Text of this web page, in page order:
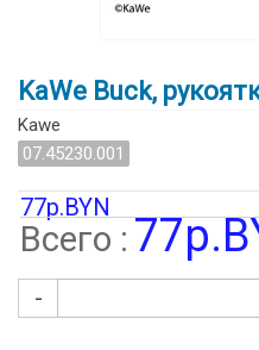
KaWe Buck,
Kawe
07.45230.001
77р.BYN
Всего :
-